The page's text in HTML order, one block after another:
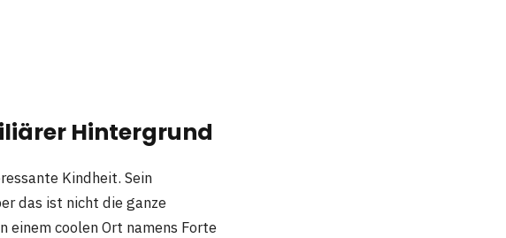
Hintergrund
Kindheit. Sein
das ist nicht die ganze
einem coolen Ort namens Forte